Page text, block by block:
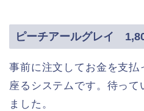
ピーチアールグレイ
事前に注文してお金を支払
座るシステムです。待って
ました。